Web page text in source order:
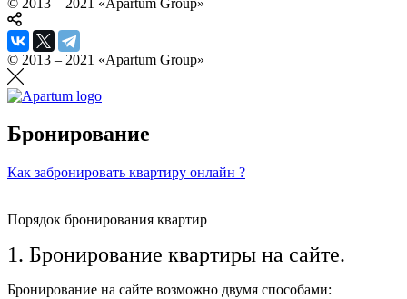
© 2013 – 2021 «Apartum Group»
Бронирование
Как забронировать квартиру онлайн ?
Порядок бронирования квартир
1. Бронирование квартиры на сайте.
Бронирование на сайте возможно двумя способами: